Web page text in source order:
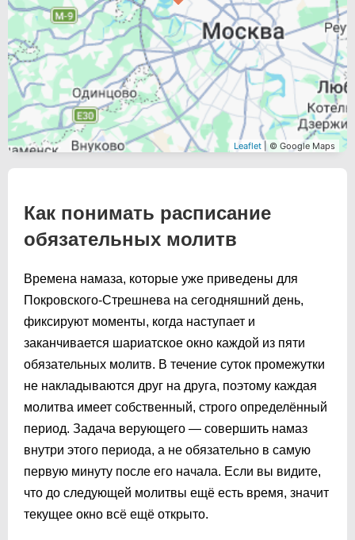
Leaflet | © Google Maps
Как понимать расписание
обязательных молитв
Времена намаза, которые уже приведены для
Покровского-Стрешнева на сегодняшний день,
фиксируют моменты, когда наступает и
заканчивается шариатское окно каждой из пяти
обязательных молитв. В течение суток промежутки
не накладываются друг на друга, поэтому каждая
молитва имеет собственный, строго определённый
период. Задача верующего — совершить намаз
внутри этого периода, а не обязательно в самую
первую минуту после его начала. Если вы видите,
что до следующей молитвы ещё есть время, значит
текущее окно всё ещё открыто.